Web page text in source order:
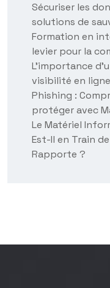
Sécuriser les
solutions de
Formation en
levier pour la
L’importance
visibilité en ligne
Phishing :
protéger avec
Le Matériel
Est-Il en Train
Rapporte ?